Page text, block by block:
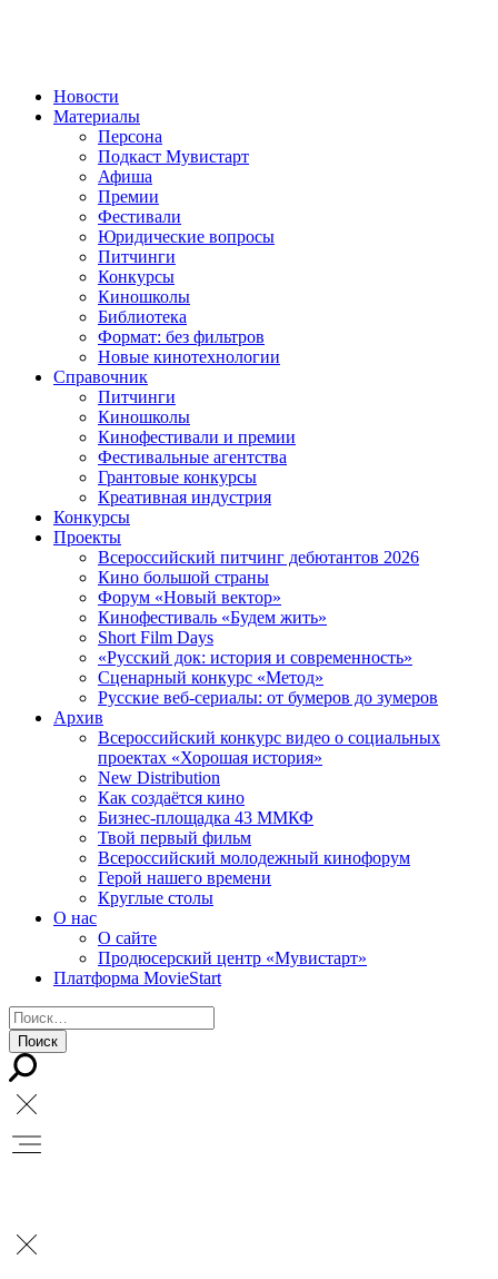
Новости
Материалы
Персона
Подкаст Мувистарт
Афиша
Премии
Фестивали
Юридические вопросы
Питчинги
Конкурсы
Киношколы
Библиотека
Формат: без фильтров
Новые кинотехнологии
Справочник
Питчинги
Киношколы
Кинофестивали и премии
Фестивальные агентства
Грантовые конкурсы
Креативная индустрия
Конкурсы
Проекты
Всероссийский питчинг дебютантов 2026
Кино большой страны
Форум «Новый вектор»
Кинофестиваль «Будем жить»
Short Film Days
«Русский док: история и современность»
Сценарный конкурс «Метод»
Русские веб-сериалы: от бумеров до зумеров
Архив
Всероссийский конкурс видео о социальных
проектах «Хорошая история»
New Distribution
Как создаётся кино
Бизнес-площадка 43 ММКФ
Твой первый фильм
Всероссийский молодежный кинофорум
Герой нашего времени
Круглые столы
О нас
О сайте
Продюсерский центр «Мувистарт»
Платформа MovieStart